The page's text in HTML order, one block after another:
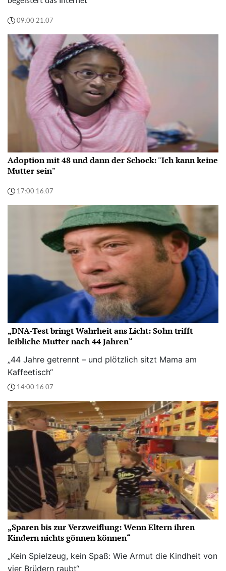
09:00 21.07
Adoption mit 48 und dann der Schock: "Ich kann keine
Mutter sein"
17:00 16.07
„DNA-Test bringt Wahrheit ans Licht: Sohn trifft
leibliche Mutter nach 44 Jahren“
„44 Jahre getrennt – und plötzlich sitzt Mama am
Kaffeetisch“
14:00 16.07
„Sparen bis zur Verzweiflung: Wenn Eltern ihren
Kindern nichts gönnen können“
„Kein Spielzeug, kein Spaß: Wie Armut die Kindheit von
vier Brüdern raubt“